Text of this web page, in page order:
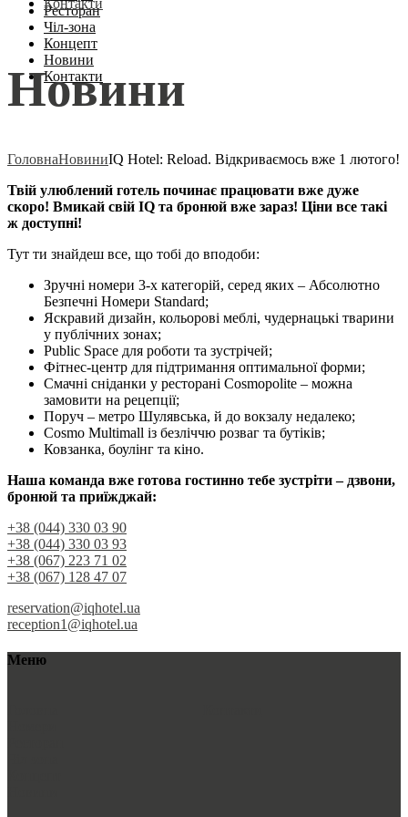
Ресторан
Чіл-зона
Концепт
Новини
Контакти
Контакти
Новини
ГоловнаНовиниIQ Hotel: Reload. Відкриваємось вже 1 лютого!
Твій улюблений готель починає працювати вже дуже
скоро! Вмикай свій IQ та бронюй вже зараз! Ціни все такі
ж доступні!
Тут ти знайдеш все, що тобі до вподоби:
Зручні номери 3-х категорій, серед яких – Абсолютно
Безпечні Номери Standard;
Яскравий дизайн, кольорові меблі, чудернацькі тварини
у публічних зонах;
Public Space для роботи та зустрічей;
Фітнес-центр для підтримання оптимальної форми;
Смачні сніданки у ресторані Cosmopolite – можна
замовити на рецепції;
Поруч – метро Шулявська, й до вокзалу недалеко;
Cosmo Multimall із безліччю розваг та бутіків;
Ковзанка, боулінг та кіно.
Наша команда вже готова гостинно тебе зустріти – дзвони,
бронюй та приїжджай:
+38 (044) 330 03 90
+38 (044) 330 03 93
+38 (067) 223 71 02
+38 (067) 128 47 07
reservation@iqhotel.ua
reception1@iqhotel.ua
Меню